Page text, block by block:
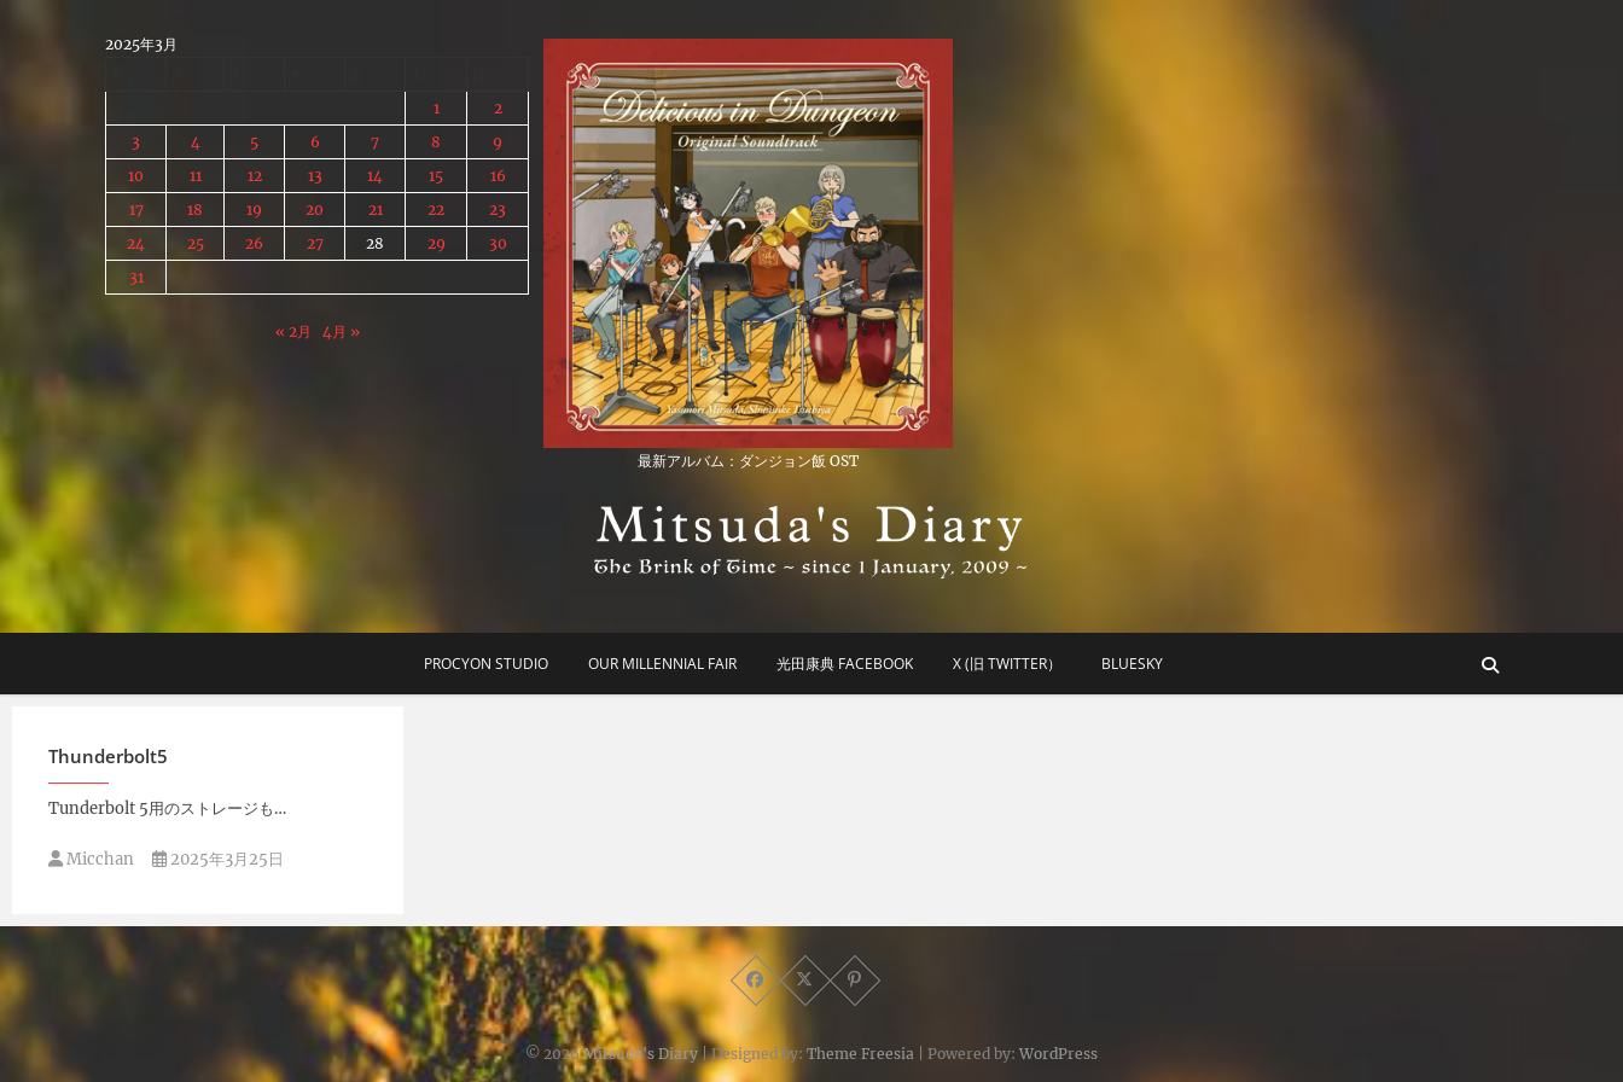
2025年3月
1
2
3
4 5 6 7 8
9
10
11 12 13 14 15
16
17
18 19 20 21 22
23
24
25 26 27 28 29
30
31
« 2月 4月 »
最新アルバム：ダンジョン飯 OST
Mitsuda's Diary
PROCYON STUDIO OUR MILLENNIAL FAIR 光田康典 FACEBOOK X (旧 TWITTER） BLUESKY
Thunderbolt5
Tunderbolt 5用のストレージも…
Micchan 2025年3月25日
© 2026Mitsuda's Diary | Designed by: Theme Freesia | Powered by: WordPress